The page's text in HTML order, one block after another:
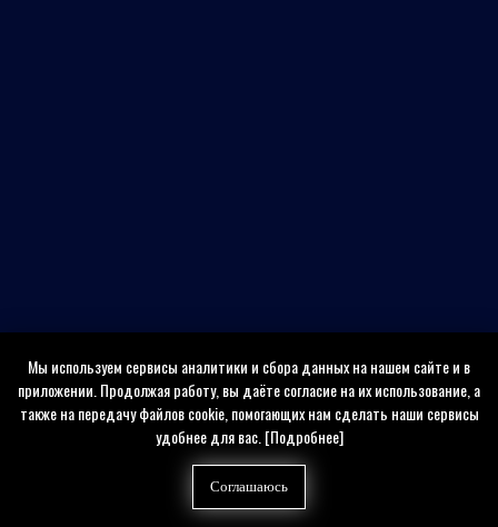
Мы используем сервисы аналитики и сбора данных на нашем сайте и в
приложении. Продолжая работу, вы даёте согласие на их использование, а
также на передачу файлов cookie, помогающих нам сделать наши сервисы
удобнее для вас.[Подробнее]
Соглашаюсь